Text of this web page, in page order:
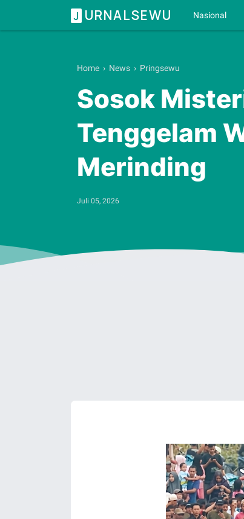
J URNALSEWU Nasional
Home › News › Pringsewu
Sosok
Tenggelam
Merinding
Juli 05, 2026